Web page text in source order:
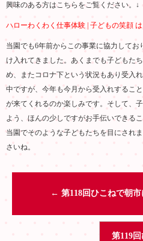
興味のある方はこちらをご覧ください。↓
ハローわくわく仕事体験 | 子どもの笑顔
当園でも6年前からこの事業に協力して
け入れてきました。あくまでも子どもた
め、またコロナ下という状況もあり受入
中ですが、今年も今月から受入れするこ
が来てくれるのか楽しみです。そして、
よう、ほんの少しですがお手伝いできる
当園でそのような子どもたちを目にされ
さいね。
← 第118回ひこねで朝
第119